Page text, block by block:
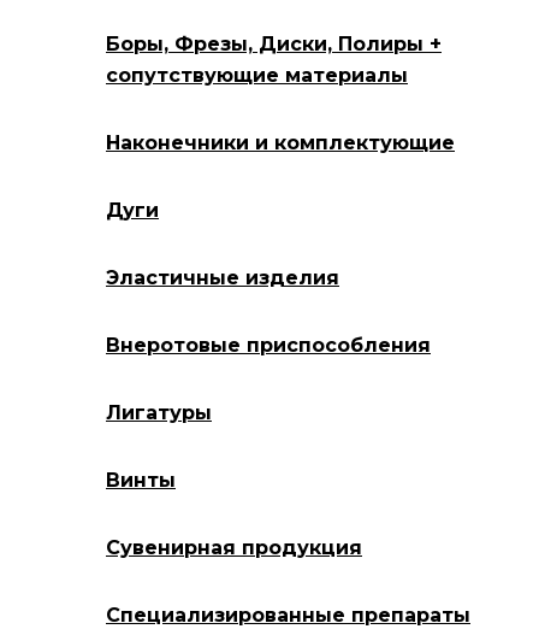
Боры, Фрезы, Диски, Полиры +
сопутствующие материалы
Наконечники и комплектующие
Дуги
Эластичные изделия
Внеротовые приспособления
Лигатуры
Винты
Сувенирная продукция
Специализированные препараты